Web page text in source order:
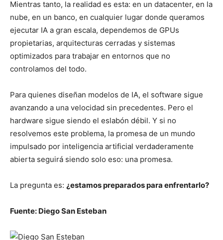
Mientras tanto, la realidad es esta: en un datacenter, en la
nube, en un banco, en cualquier lugar donde queramos
ejecutar IA a gran escala, dependemos de GPUs
propietarias, arquitecturas cerradas y sistemas
optimizados para trabajar en entornos que no
controlamos del todo.
Para quienes diseñan modelos de IA, el software sigue
avanzando a una velocidad sin precedentes. Pero el
hardware sigue siendo el eslabón débil. Y si no
resolvemos este problema, la promesa de un mundo
impulsado por inteligencia artificial verdaderamente
abierta seguirá siendo solo eso: una promesa.
La pregunta es: ¿estamos preparados para enfrentarlo?
Fuente: Diego San Esteban